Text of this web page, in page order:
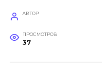
АВТОР
ПРОСМОТРОВ
37